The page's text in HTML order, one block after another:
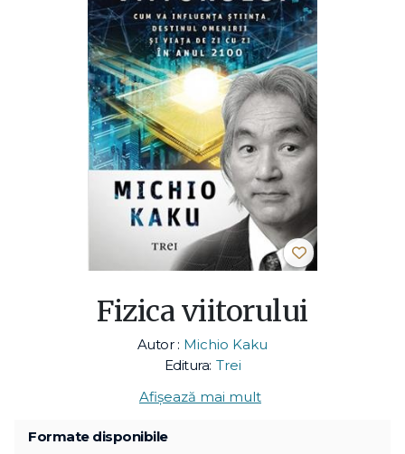
Fizica viitorului
Autor : Michio Kaku
Editura: Trei
Afișează mai mult
Formate disponibile